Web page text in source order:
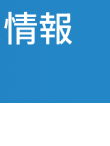
報